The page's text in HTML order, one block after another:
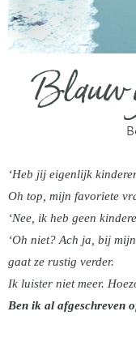
Blauw
‘Heb jij eigenlijk
Oh top, mijn favoriete
‘Nee, ik heb geen
‘Oh niet? Ach ja, bij
gaat ze rustig verder.
Ik luister niet meer.
Ben ik al afgeschreven